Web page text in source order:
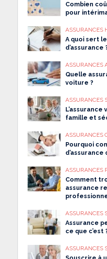
Combien
pour
ASSURANCES
A quoi sert
d’assurance
ASSURANCES
Quelle
voiture ?
ASSURANCES
famille et
ASSURANCES
Pourquoi
ASSURANCES
Comment
assurance
ASSURANCES
Assurance
ce que c’est
ASSURANCES